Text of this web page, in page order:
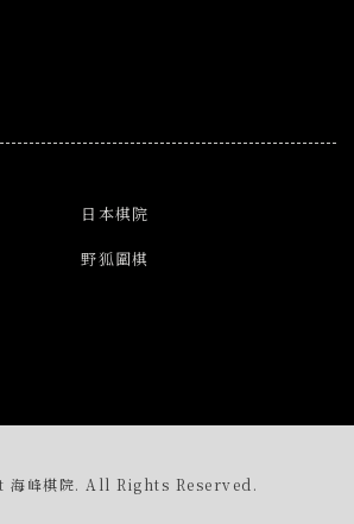
日本棋院
野狐圍棋
峰棋院. All Rights Reserved.